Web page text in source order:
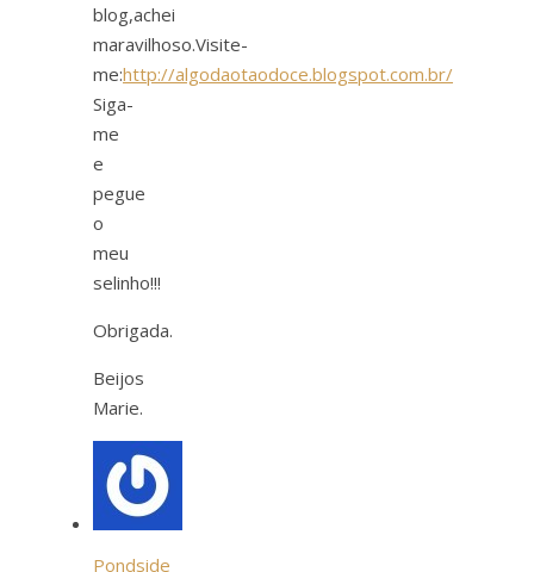
blog,achei
maravilhoso.Visite-
me:http://algodaotaodoce.blogspot.com.br/
Siga-
me
e
pegue
o
meu
selinho!!!
Obrigada.
Beijos
Marie.
Pondside